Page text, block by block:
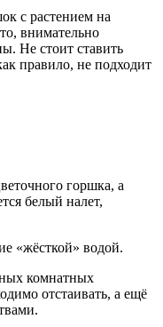
с растением на
внимательно
Не стоит ставить
правило, не подходит
горшка, а
белый налет,
«жёсткой» водой.
комнатных
отстаивать, а ещё